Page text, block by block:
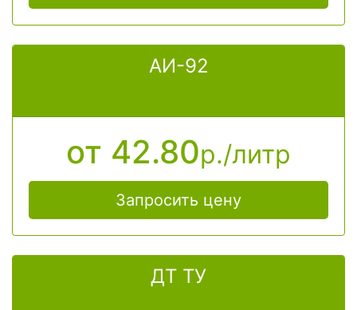
АИ-92
от 42.80р./литр
Запросить цену
ДТ ТУ
Комментарий
Дополнительная информация поможет
правильно рассчитать цену